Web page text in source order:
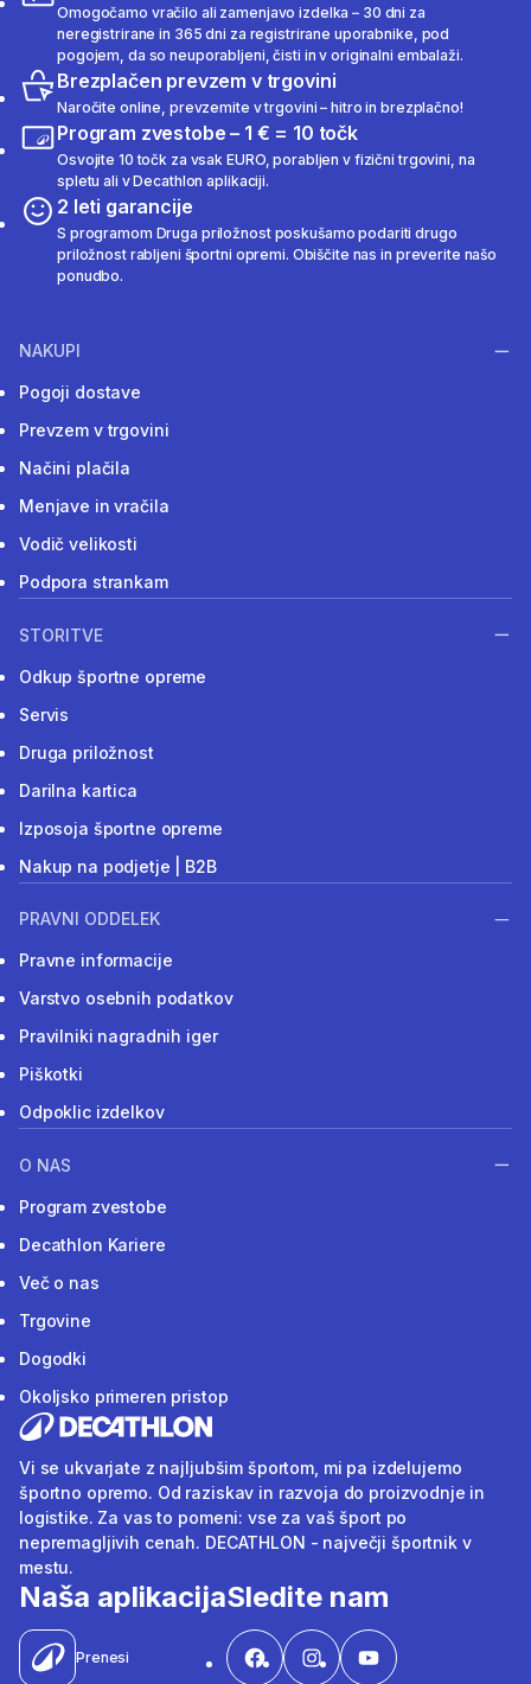
Omogočamo vračilo ali zamenjavo izdelka – 30 dni za
neregistrirane in 365 dni za registrirane uporabnike, pod
pogojem, da so neuporabljeni, čisti in v originalni embalaži.
Brezplačen prevzem v trgovini
Naročite online, prevzemite v trgovini – hitro in brezplačno!
Program zvestobe – 1 € = 10 točk
Osvojite 10 točk za vsak EURO, porabljen v fizični trgovini, na
spletu ali v Decathlon aplikaciji.
2 leti garancije
S programom Druga priložnost poskušamo podariti drugo
priložnost rabljeni športni opremi. Obiščite nas in preverite našo
ponudbo.
NAKUPI
Pogoji dostave
Prevzem v trgovini
Načini plačila
Menjave in vračila
Vodič velikosti
Podpora strankam
STORITVE
Odkup športne opreme
Servis
Druga priložnost
Darilna kartica
Izposoja športne opreme
Nakup na podjetje | B2B
PRAVNI ODDELEK
Pravne informacije
Varstvo osebnih podatkov
Pravilniki nagradnih iger
Piškotki
Odpoklic izdelkov
O NAS
Program zvestobe
Decathlon Kariere
Več o nas
Trgovine
Dogodki
Okoljsko primeren pristop
Vi se ukvarjate z najljubšim športom, mi pa izdelujemo
športno opremo. Od raziskav in razvoja do proizvodnje in
logistike. Za vas to pomeni: vse za vaš šport po
nepremagljivih cenah. DECATHLON - največji športnik v
mestu.
Naša aplikacija
Prenesi
Sledite nam